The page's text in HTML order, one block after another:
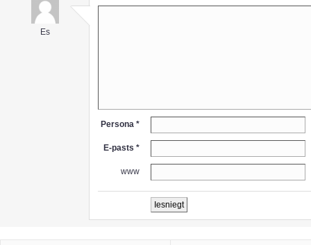
Es
Persona *
E-pasts *
www